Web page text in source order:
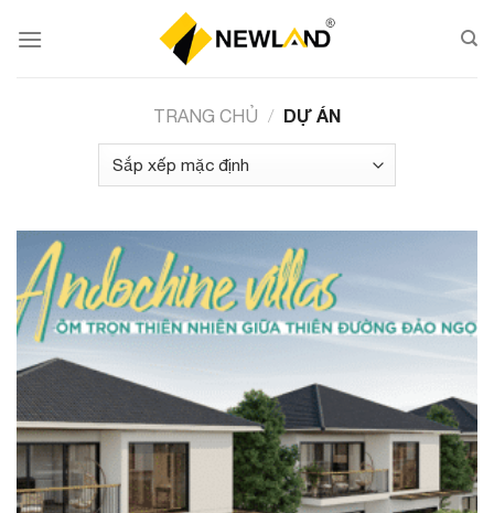
TRANG CHỦ / DỰ ÁN